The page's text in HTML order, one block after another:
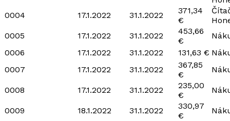
0004
17.1.2022 31.1.2022
371,34
€
0005
17.1.2022 31.1.2022
453,66
€
0006
17.1.2022 31.1.2022 131,63 €
0007
17.1.2022 31.1.2022
367,85
€
0008 17.1.2022 31.1.2022
235,00
€
0009 18.1.2022 31.1.2022
330,97
€